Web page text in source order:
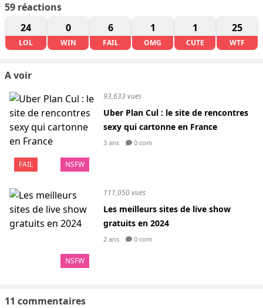
59 réactions
24
LOL
0
WIN
6
FAIL
1
OMG
1
CUTE
25
WTF
A voir
FAIL NSFW
93,633 vues
Uber Plan Cul : le site de rencontres
sexy qui cartonne en France
3 ans 0 com
NSFW
111,050 vues
Les meilleurs sites de live show
gratuits en 2024
2 ans 0 com
11 commentaires